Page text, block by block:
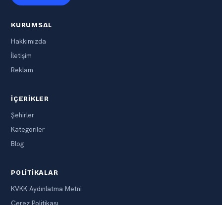
KURUMSAL
Hakkımızda
İletişim
Reklam
İÇERIKLER
Şehirler
Kategoriler
Blog
POLITIKALAR
KVKK Aydınlatma Metni